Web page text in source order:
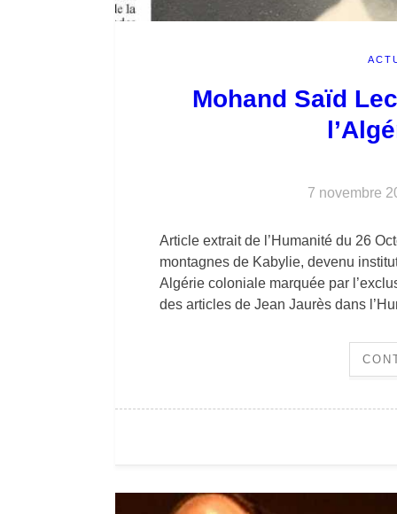
Mohand Saïd
7 novembre
Article extrait de l’Humanité du 26
montagnes de Kabylie, devenu
Algérie coloniale marquée par
des articles de Jean Jaurès dans